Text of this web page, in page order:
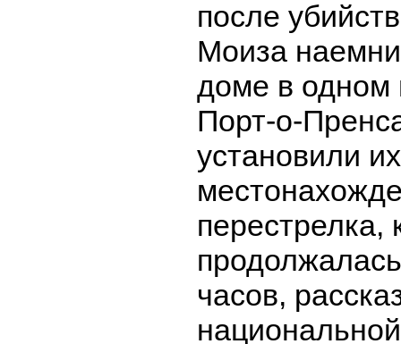
после
Моиза
доме в одном
Порт-о-
установили их
перестрелка,
часов,